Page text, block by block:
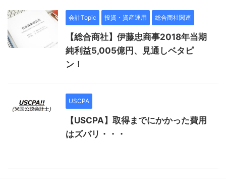
会計Topic 投資・資産運用 総合商社関連
【総合商社】伊藤忠商事2018年当期
純利益5,005億円、見通しベタピ
ン！
USCPA
【USCPA】取得までにかかった費用
はズバリ・・・